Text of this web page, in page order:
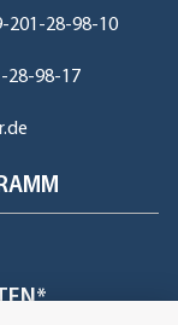
201-28-98-10
28-98-17